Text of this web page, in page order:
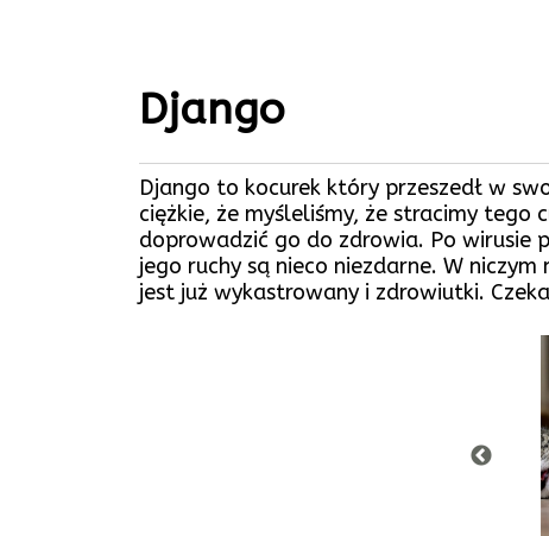
Django
Django to kocurek który przeszedł w
ciężkie, że myśleliśmy, że stracimy tego
doprowadzić go do zdrowia. Po wirusie
jego ruchy są nieco niezdarne. W
jest już wykastrowany i zdrowiutki.